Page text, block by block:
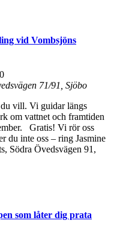
vid Vombsjöns
71/91, Sjöbo
vill. Vi guidar längs
om vattnet och framtiden
Gratis! Vi rör oss
du inte oss – ring Jasmine
Södra Övedsvägen 91,
som låter dig prata